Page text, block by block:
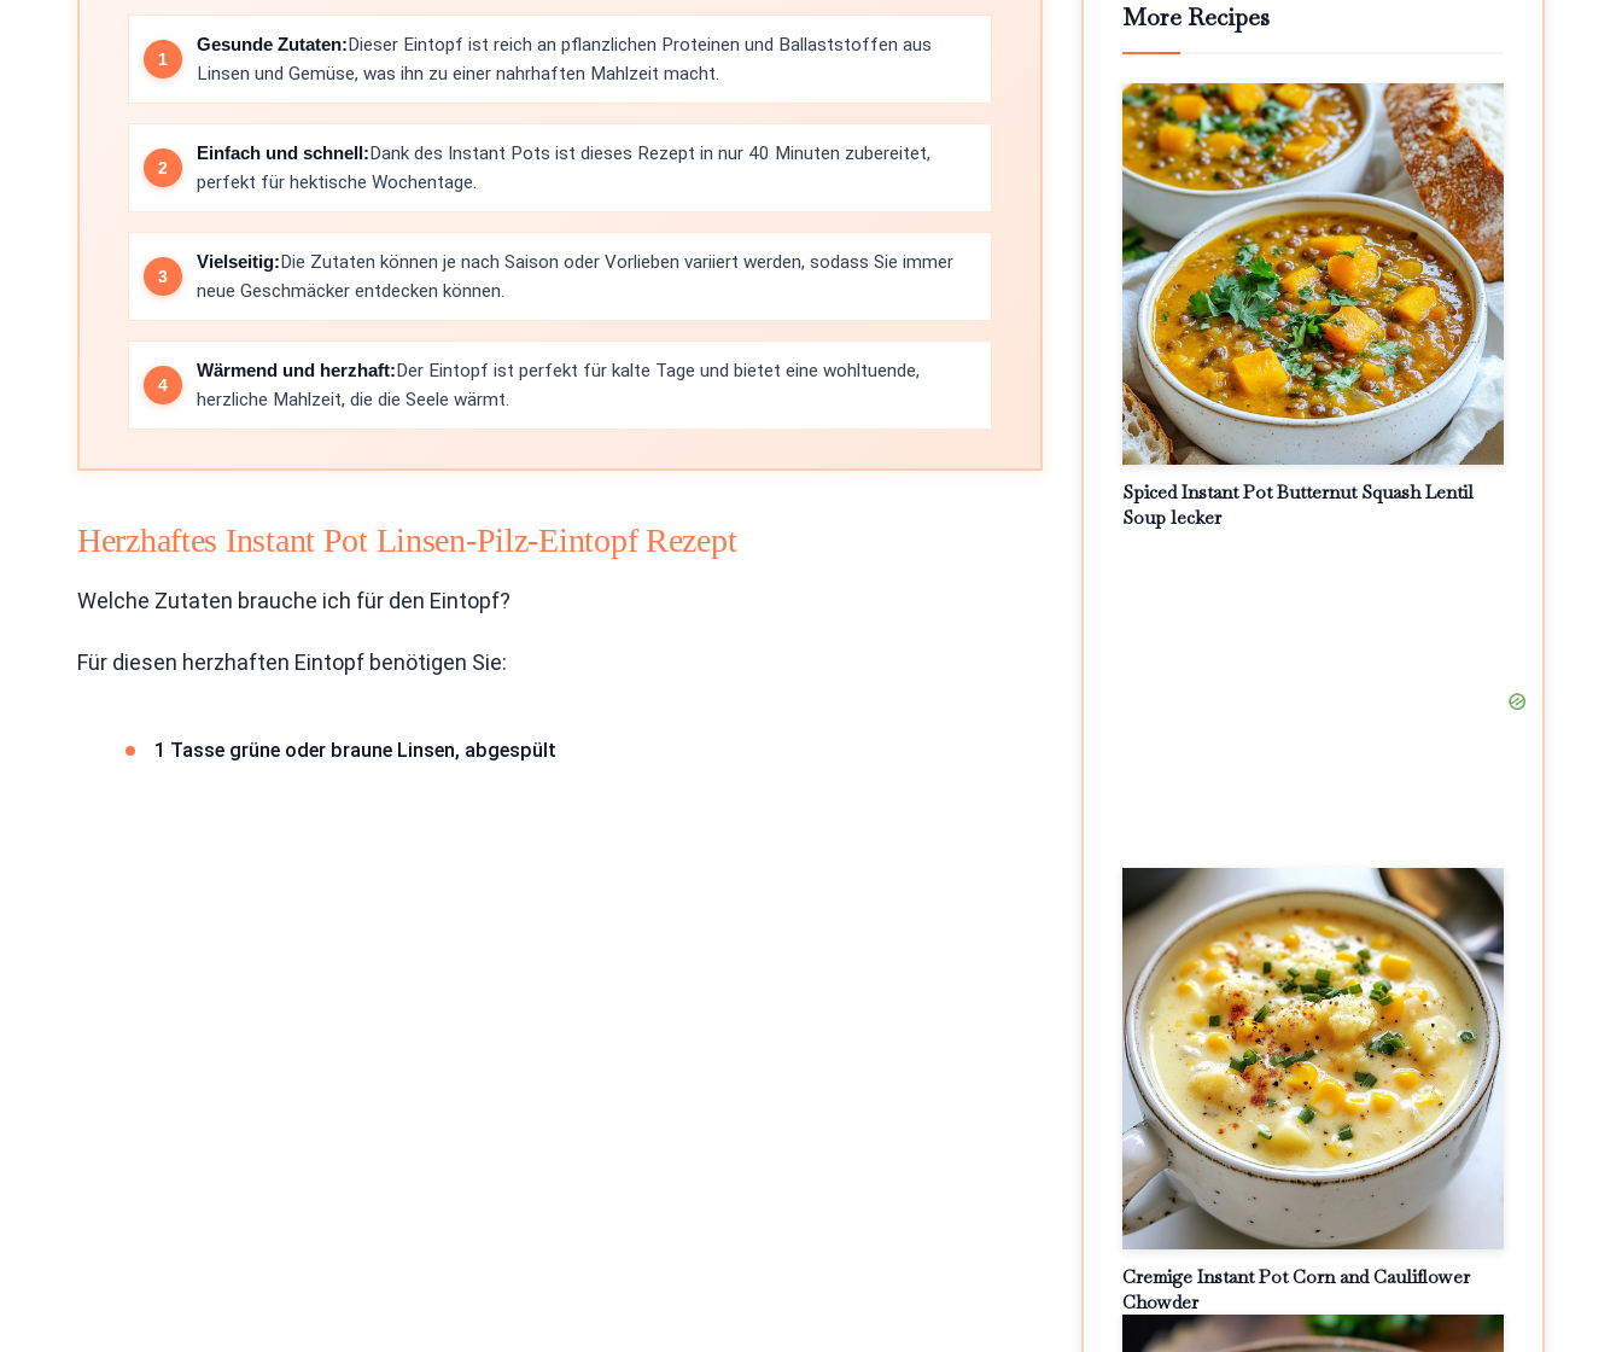
Gesunde Zutaten:Dieser Eintopf ist reich an pflanzlichen Proteinen und Ballaststoffen aus
Linsen und Gemüse, was ihn zu einer nahrhaften Mahlzeit macht.
Einfach und schnell:Dank des Instant Pots ist dieses Rezept in nur 40 Minuten zubereitet,
perfekt für hektische Wochentage.
Vielseitig:Die Zutaten können je nach Saison oder Vorlieben variiert werden, sodass Sie immer
neue Geschmäcker entdecken können.
Wärmend und herzhaft:Der Eintopf ist perfekt für kalte Tage und bietet eine wohltuende,
herzliche Mahlzeit, die die Seele wärmt.
Herzhaftes Instant Pot Linsen-Pilz-Eintopf Rezept
Welche Zutaten brauche ich für den Eintopf?
Für diesen herzhaften Eintopf benötigen Sie:
1 Tasse grüne oder braune Linsen, abgespült
More Recipes
Spiced Instant Pot Butternut Squash Lentil
Soup lecker
Cremige Instant Pot Corn and Cauliflower
Chowder